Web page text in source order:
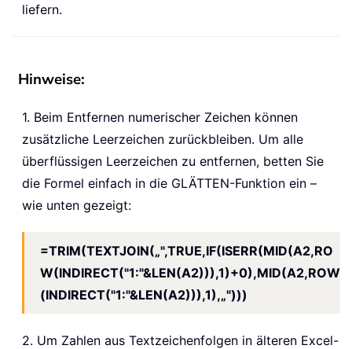
liefern.
Hinweise:
1. Beim Entfernen numerischer Zeichen können
zusätzliche Leerzeichen zurückbleiben. Um alle
überflüssigen Leerzeichen zu entfernen, betten Sie
die Formel einfach in die GLÄTTEN-Funktion ein –
wie unten gezeigt:
=TRIM(TEXTJOIN(„",TRUE,IF(ISERR(MID(A2,RO
W(INDIRECT("1:"&LEN(A2))),1)+0),MID(A2,ROW
(INDIRECT("1:"&LEN(A2))),1),„")))
2. Um Zahlen aus Textzeichenfolgen in älteren Excel-